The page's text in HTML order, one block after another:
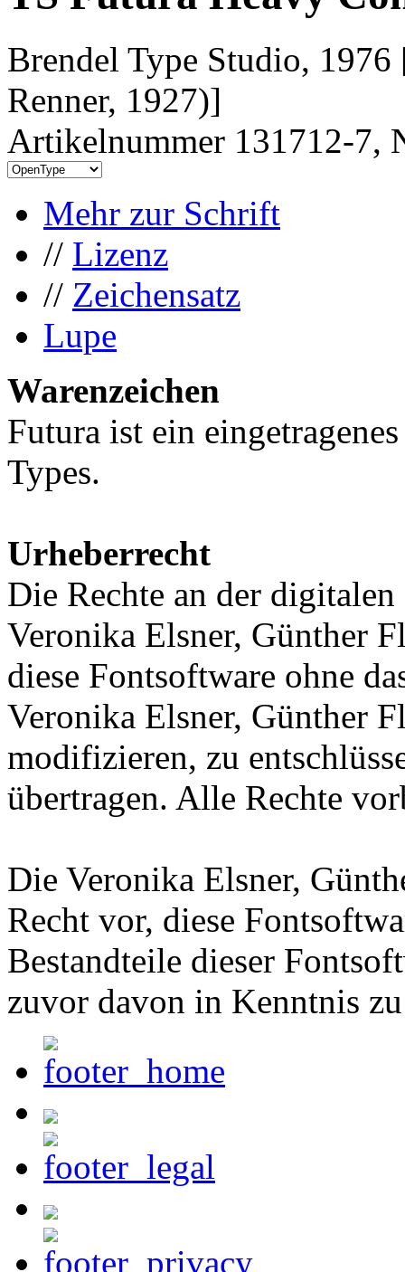
Brendel Type Studio,
Renner, 1927)]
Artikelnummer 131712-7,
Mehr zur Schrift
// Lizenz
// Zeichensatz
Lupe
Warenzeichen
Futura ist ein
Types.
Urheberrecht
Die Rechte an der
Veronika Elsner, Günther
diese Fontsoftware ohne
Veronika Elsner, Günther
modifizieren, zu
übertragen. Alle Rechte
Die Veronika Elsner,
Recht vor, diese
Bestandteile dieser
zuvor davon in Kenntnis zu